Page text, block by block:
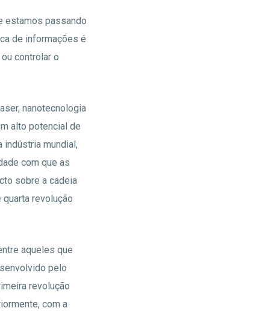
estamos passando
de informações é
controlar o
nanotecnologia
alto potencial de
indústria mundial,
com que as
sobre a cadeia
revolução
aqueles que
pelo
revolução
com a